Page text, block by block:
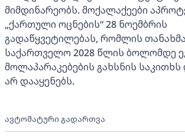
მიმდინარეობს. მოქალაქეები
„ქართული ოცნების“ 28 ნოემბრის
გადაწყვეტილებას, რომლის
საქართველო 2028 წლის ბოლომდე
მოლაპარაკებების გახსნის
არ დააყენებს.
ავტომატური გადართვა